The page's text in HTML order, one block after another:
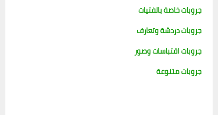
جروبات خاصة بالفتيات
جروبات دردشة وتعارف
جروبات اقتباسات وصور
جروبات متنوعة